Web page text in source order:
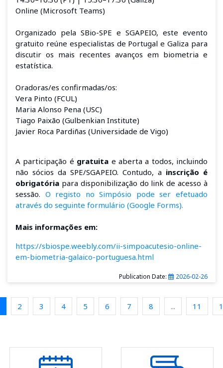
Online (Microsoft Teams)
Organizado pela SBio-SPE e SGAPEIO, este evento
gratuito reúne especialistas de Portugal e Galiza para
discutir os mais recentes avanços em biometria e
estatística.
Oradoras/es confirmadas/os:
Vera Pinto (FCUL)
Maria Alonso Pena (USC)
Tiago Paixão (Gulbenkian Institute)
Javier Roca Pardiñas (Universidade de Vigo)
A participação é gratuita e aberta a todos, incluindo
não sócios da SPE/SGAPEIO. Contudo, a inscrição é
obrigatória para disponibilização do link de acesso à
sessão. O registo no Simpósio pode ser efetuado
através do seguinte formulário (Google Forms).
Mais informações em:
https://sbiospe.weebly.com/ii-simpoacutesio-online-
em-biometria-galaico-portuguesa.html
Publication Date: 2026-02-26
2 3 4 5 6 7 8 ... 11